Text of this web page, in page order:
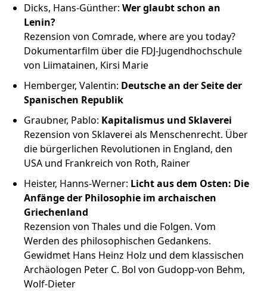
Dicks, Hans-Günther: Wer glaubt schon an
Lenin?
Rezension von Comrade, where are you today?
Dokumentarfilm über die FDJ-Jugendhochschule
von Liimatainen, Kirsi Marie
Hemberger, Valentin: Deutsche an der Seite der
Spanischen Republik
Graubner, Pablo: Kapitalismus und Sklaverei
Rezension von Sklaverei als Menschenrecht. Über
die bürgerlichen Revolutionen in England, den
USA und Frankreich von Roth, Rainer
Heister, Hanns-Werner: Licht aus dem Osten: Die
Anfänge der Philosophie im archaischen
Griechenland
Rezension von Thales und die Folgen. Vom
Werden des philosophischen Gedankens.
Gewidmet Hans Heinz Holz und dem klassischen
Archäologen Peter C. Bol von Gudopp-von Behm,
Wolf-Dieter